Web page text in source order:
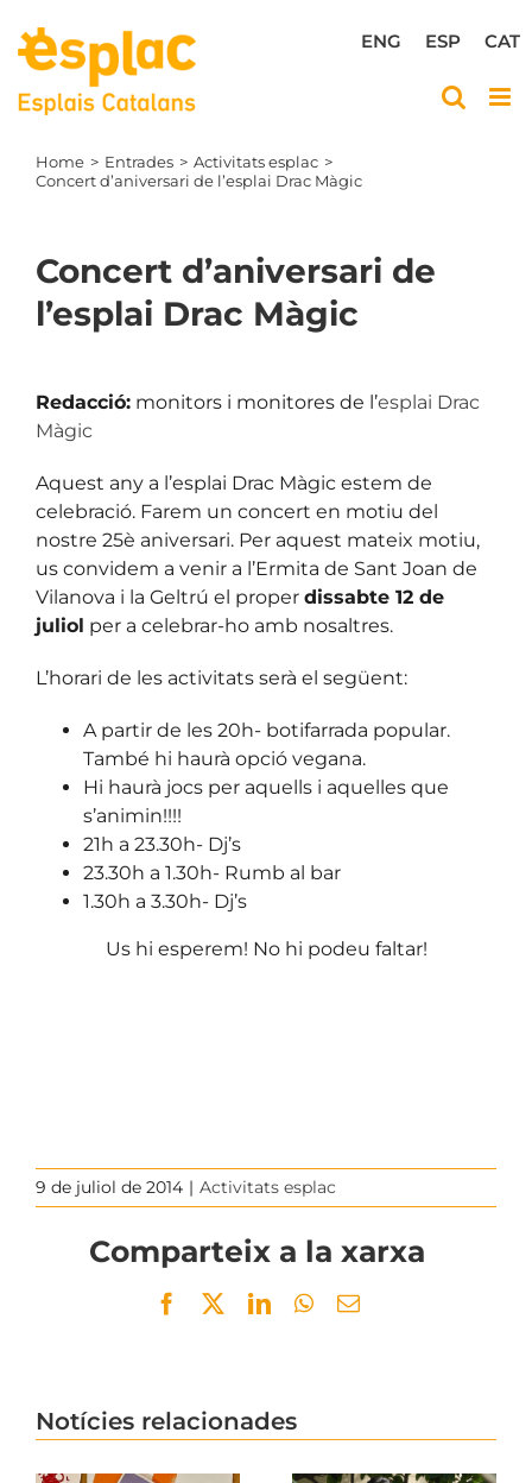
content
CAT
ESP
ENG
Home Entrades
Activitats esplac
Concert d’aniversari de l’esplai Drac Màgic
Concert d’aniversari de
l’esplai Drac Màgic
Larger
Image
Redacció: monitors i monitores de l’esplai Drac
Màgic
Aquest any a l’esplai Drac Màgic estem de
celebració. Farem un concert en motiu del
nostre 25è aniversari. Per aquest mateix motiu,
us convidem a venir a l’Ermita de Sant Joan de
Vilanova i la Geltrú el proper dissabte 12 de
juliol per a celebrar-ho amb nosaltres.
L’horari de les activitats serà el següent:
A partir de les 20h- botifarrada popular.
També hi haurà opció vegana.
Hi haurà jocs per aquells i aquelles que
s’animin!!!!
21h a 23.30h- Dj’s
23.30h a 1.30h- Rumb al bar
1.30h a 3.30h- Dj’s
Us hi esperem! No hi podeu faltar!
9 de juliol de 2014 | Activitats esplac
Comparteix a la xarxa
Facebook
TwitterLinkedInWhatsApp
Email
Notícies relacionades